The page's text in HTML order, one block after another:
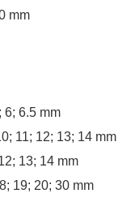
mm
6; 6.5 mm
11; 12; 13; 14 mm
13; 14 mm
19; 20; 30 mm